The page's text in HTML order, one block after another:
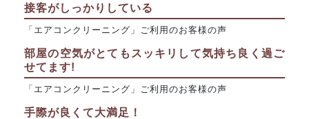
接客がしっかりしている
「エアコンクリーニング」ご利用のお客様の声
部屋の空気がとてもスッキリして気持ち良く過ご
せてます!
「エアコンクリーニング」ご利用のお客様の声
手際が良くて大満足！